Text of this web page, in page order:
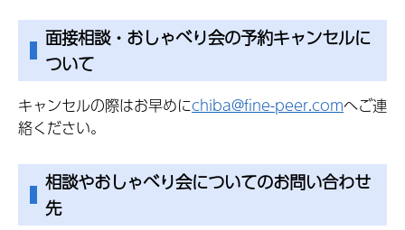
面接相談・おしゃべり会の予約キャンセルに
ついて
キャンセルの際はお早めにchiba@fine-peer.comへご連
絡ください。
相談やおしゃべり会についてのお問い合わせ
先